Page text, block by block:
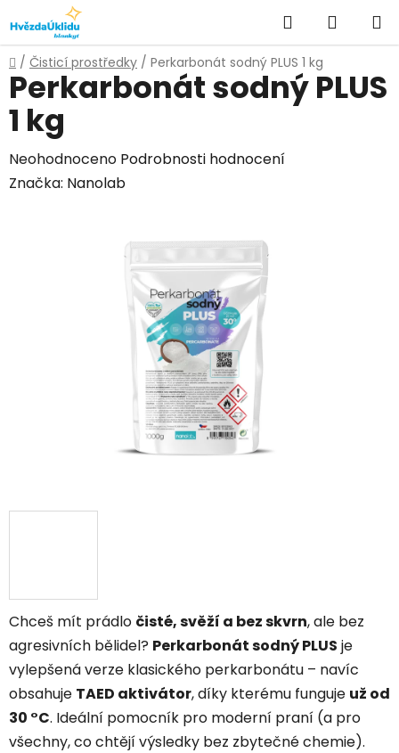
na
obsah
Hledat
KOŠÍK
Domů
/ Čisticí prostředky / Perkarbonát sodný PLUS 1 kg
Chceš mít prádlo čisté, svěží a bez skvrn, ale bez
agresivních bělidel? Perkarbonát sodný PLUS je
vylepšená verze klasického perkarbonátu – navíc
obsahuje TAED aktivátor, díky kterému funguje už od
30 °C. Ideální pomocník pro moderní praní (a pro
všechny, co chtějí výsledky bez zbytečné chemie).
Perkarbonát sodný PLUS
1 kg
Průměrné
hodnocení
Neohodnoceno Podrobnosti hodnocení
Značka: Nanolab